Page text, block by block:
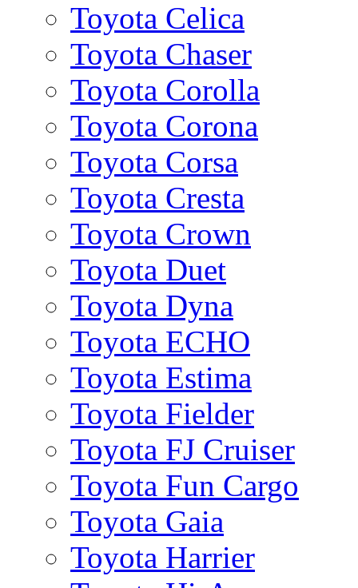
Toyota Celica
Toyota Chaser
Toyota Corolla
Toyota Corona
Toyota Corsa
Toyota Cresta
Toyota Crown
Toyota Duet
Toyota Dyna
Toyota ECHO
Toyota Estima
Toyota Fielder
Toyota FJ Cruiser
Toyota Fun Cargo
Toyota Gaia
Toyota Harrier